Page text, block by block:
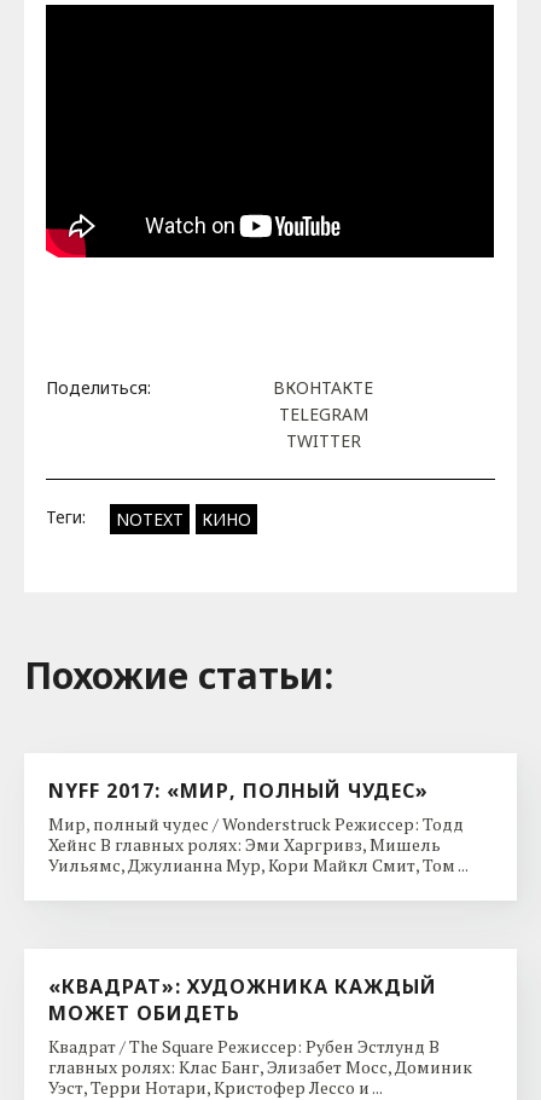
Поделиться:
ВКОНТАКТЕ
TELEGRAM
TWITTER
Теги: NOTEXT КИНО
Похожие cтатьи:
NYFF 2017: «МИР, ПОЛНЫЙ ЧУДЕС»
Мир, полный чудес / Wonderstruck Режиссер: Тодд
Хейнс В главных ролях: Эми Харгривз, Мишель
Уильямс, Джулианна Мур, Кори Майкл Смит, Том ...
«КВАДРАТ»: ХУДОЖНИКА КАЖДЫЙ
МОЖЕТ ОБИДЕТЬ
Квадрат / The Square Режиссер: Рубен Эстлунд В
главных ролях: Клас Банг, Элизабет Мосс, Доминик
Уэст, Терри Нотари, Кристофер Лессо и ...